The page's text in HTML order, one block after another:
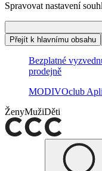
Spravovat nastavení
Přejít k hlavnímu obsahu
Bezplatné
prodejně
MODIVOclub
ŽenyMužiDěti